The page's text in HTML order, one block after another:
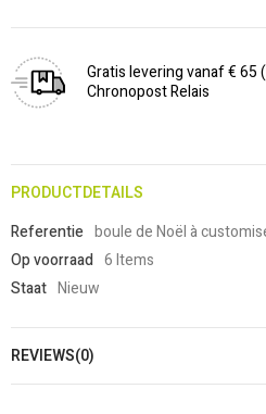
Gratis levering vanaf € 65
Chronopost Relais
PRODUCTDETAILS
Referentie boule de Noël à
Op voorraad 6 Items
Staat Nieuw
REVIEWS(0)